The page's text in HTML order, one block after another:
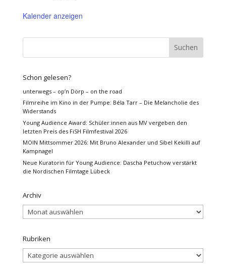
Kalender anzeigen
Schon gelesen?
unterwegs – op’n Dörp – on the road
Filmreihe im Kino in der Pumpe: Béla Tarr – Die Melancholie des
Widerstands
Young Audience Award: Schüler:innen aus MV vergeben den
letzten Preis des FiSH Filmfestival 2026
MOIN Mittsommer 2026: Mit Bruno Alexander und Sibel Kekilli auf
Kampnagel
Neue Kuratorin für Young Audience: Dascha Petuchow verstärkt
die Nordischen Filmtage Lübeck
Archiv
Archiv
Rubriken
Rubriken